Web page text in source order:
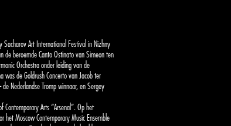
Sacharov Art International Festival in Nizhny
de beroemde Canto Ostinato van Simeon ten
Orchestra onder leiding van de
was de Goldrush Concerto van Jacob ter
Nederlandse Tromp winnaar, en Sergey
Contemporary Arts “Arsenal”. Op het
het Moscow Contemporary Music Ensemble